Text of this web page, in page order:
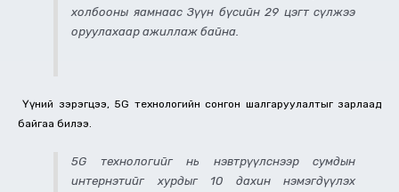
холбооны яамнаас Зүүн бүсийн 29 цэгт сүлжээ
оруулахаар ажиллаж байна.
Үүний зэрэгцээ, 5G технологийн сонгон шалгаруулалтыг зарлаад
байгаа билээ.
5G технологийг нь нэвтрүүлснээр сумдын
интернэтийг хурдыг 10 дахин нэмэгдүүлэх